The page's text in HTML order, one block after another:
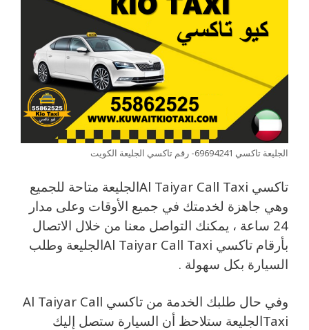
الجليعة تاكسي 69694241- رقم تاكسي الجليعة الكويت
تاكسي Al Taiyar Call Taxiالجليعة متاحة للجميع
وهي جاهزة لخدمتك في جميع الأوقات وعلى مدار
24 ساعة ، يمكنك التواصل معنا من خلال الاتصال
بأرقام تاكسي Al Taiyar Call Taxiالجليعة وطلب
السيارة بكل سهولة .
وفي حال طلبك الخدمة من تاكسي Al Taiyar Call
Taxiالجليعة ستلاحظ أن السيارة ستصل إليك